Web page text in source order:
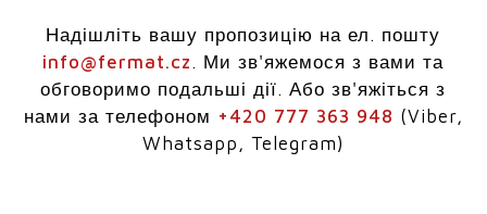
Надішліть вашу пропозицію на ел. пошту
info@fermat.cz. Ми зв'яжемося з вами та
обговоримо подальші дії. Або зв'яжіться з
нами за телефоном +420 777 363 948 (Viber,
Whatsapp, Telegram)